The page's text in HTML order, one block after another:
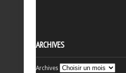
ARCHIVES
Archives